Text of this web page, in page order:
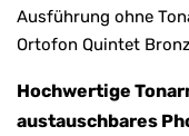
Ausführung ohne
Ortofon Quintet
Hochwertige
austauschbares